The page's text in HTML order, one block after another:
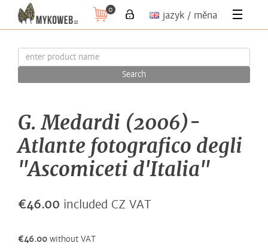
jazyk / měna
0
Search
G. Medardi (2006)-
Atlante fotografico degli
"Ascomiceti d'Italia"
€46.00 included CZ VAT
€46.00 without VAT